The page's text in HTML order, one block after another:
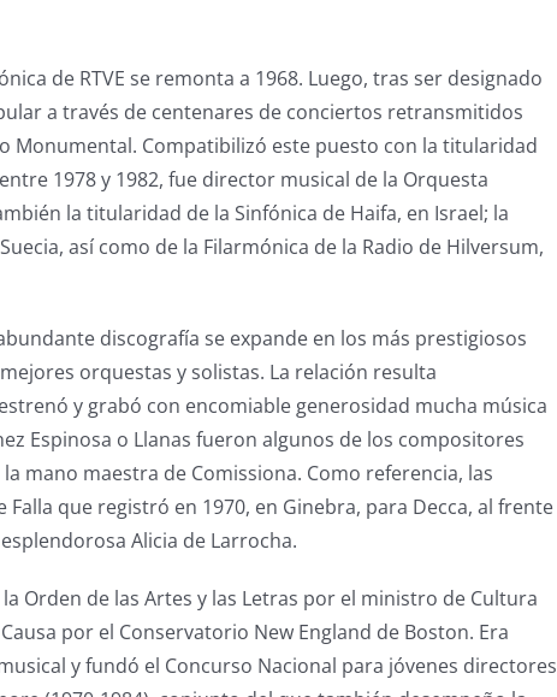
de RTVE se remonta a 1968. Luego, tras ser designado
a través de centenares de conciertos retransmitidos
Monumental. Compatibilizó este puesto con la titularidad
1978 y 1982, fue director musical de la Orquesta
la titularidad de la Sinfónica de Haifa, en Israel; la
así como de la Filarmónica de la Radio de Hilversum,
discografía se expande en los más prestigiosos
orquestas y solistas. La relación resulta
y grabó con encomiable generosidad mucha música
Espinosa o Llanas fueron algunos de los compositores
mano maestra de Comissiona. Como referencia, las
Falla que registró en 1970, en Ginebra, para Decca, al frente
Alicia de Larrocha.
Orden de las Artes y las Letras por el ministro de Cultura
por el Conservatorio New England de Boston. Era
y fundó el Concurso Nacional para jóvenes directores